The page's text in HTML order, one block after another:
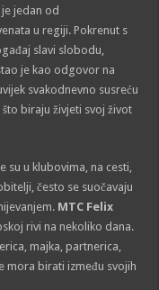
jedan od
u regiji. Pokrenut s
slavi slobodu,
je kao odgovor na
svakodnevno susreću
biraju živjeti svoj život
su u klubovima, na cesti,
često se suočavaju
MTC Felix
rivi na nekoliko dana.
majka, partnerica,
mora birati između svojih